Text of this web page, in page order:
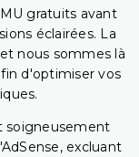
gratuits avant
éclairées. La
nous sommes là
d'optimiser vos
soigneusement
excluant